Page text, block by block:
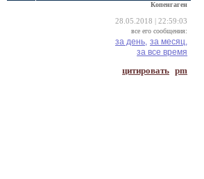
Копенгаген
28.05.2018 | 22:59:03
все его сообщения:
за день, за месяц,
за все время
цитировать pm